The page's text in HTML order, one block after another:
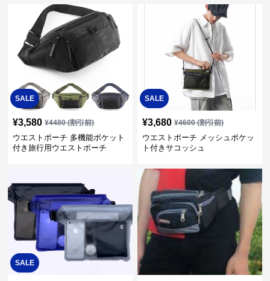
SALE
¥3,580 ¥4480(割引前)
ウエストポーチ 多機能ポケット
付き旅行用ウエストポーチ
SALE
¥3,680 ¥4600(割引前)
ウエストポーチ メッシュポケッ
ト付きサコッシュ
SALE